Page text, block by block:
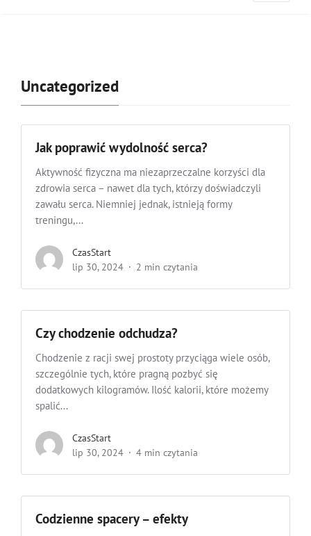
Uncategorized
Jak poprawić wydolność serca?
Aktywność fizyczna ma niezaprzeczalne korzyści dla
zdrowia serca – nawet dla tych, którzy doświadczyli
zawału serca. Niemniej jednak, istnieją formy
treningu,...
CzasStart
lip 30, 2024
2 min czytania
Czy chodzenie odchudza?
Chodzenie z racji swej prostoty przyciąga wiele osób,
szczególnie tych, które pragną pozbyć się
dodatkowych kilogramów. Ilość kalorii, które możemy
spalić...
CzasStart
lip 30, 2024
4 min czytania
Codzienne spacery – efekty